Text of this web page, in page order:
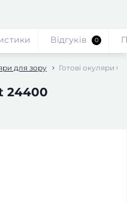
для зору Готові окуляри
24400
Відгуків 0